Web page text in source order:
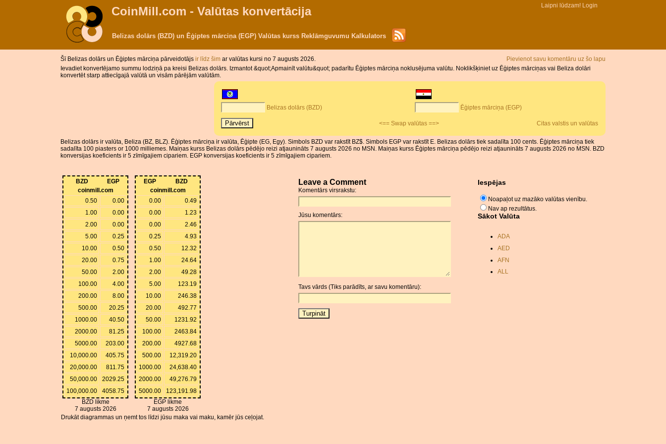
CoinMill.com - Valūtas konvertācija Laipni lūdzam! Login
Belizas dolārs (BZD) un Ēģiptes mārciņa (EGP) Valūtas kurss Reklāmguvumu Kalkulators
Pievienot savu komentāru uz šo lapu
Šī Belizas dolārs un Ēģiptes mārciņa pārveidotājs ir līdz šim ar valūtas kursi no 7 augusts 2026.
Ievadiet konvertējamo summu lodziņā pa kreisi Belizas dolārs. Izmantot &quot;Apmainīt valūtu&quot; padarītu Ēģiptes mārciņa noklusējuma valūtu. Noklikšķiniet uz Ēģiptes mārciņas vai Beliza dolāri
konvertēt starp attiecīgajā valūtā un visām pārējām valūtām.
Belizas dolārs (BZD) Ēģiptes mārciņa (EGP)
<== Swap valūtas ==> Citas valstis un valūtas
Belizas dolārs ir valūta, Beliza (BZ, BLZ). Ēģiptes mārciņa ir valūta, Ēģipte (EG, Egy). Simbols BZD var rakstīt BZ$. Simbols EGP var rakstīt E. Belizas dolārs tiek sadalīta 100 cents. Ēģiptes mārciņa tiek
sadalīta 100 piasters or 1000 milliemes. Maiņas kurss Belizas dolārs pēdējo reizi atjaunināts 7 augusts 2026 no MSN. Maiņas kurss Ēģiptes mārciņa pēdējo reizi atjaunināts 7 augusts 2026 no MSN. BZD
konversijas koeficients ir 5 zīmīgajiem cipariem. EGP konversijas koeficients ir 5 zīmīgajiem cipariem.
BZD
EGP
coinmill.com
0.50
0.00
1.00
0.00
2.00
0.00
5.00
0.25
10.00
0.50
20.00
0.75
50.00
2.00
100.00
4.00
200.00
8.00
500.00
20.25
1000.00
40.50
2000.00
81.25
5000.00
203.00
10,000.00
405.75
20,000.00
811.75
50,000.00
2029.25
100,000.00
4058.75
BZD likme
7 augusts 2026
EGP
BZD
coinmill.com
0.00
0.49
0.00
1.23
0.00
2.46
0.25
4.93
0.50
12.32
1.00
24.64
2.00
49.28
5.00
123.19
10.00
246.38
20.00
492.77
50.00
1231.92
100.00
2463.84
200.00
4927.68
500.00
12,319.20
1000.00
24,638.40
2000.00
49,276.79
5000.00
123,191.98
EGP likme
7 augusts 2026
Drukāt diagrammas un ņemt tos līdzi jūsu maka vai maku, kamēr jūs ceļojat.
Leave a Comment
Komentārs virsrakstu:
Jūsu komentārs:
Tavs vārds (Tiks parādīts, ar savu komentāru):
Iespējas
Noapaļot uz mazāko valūtas vienību.
Nav ap rezultātus.
Sākot Valūta
ADA
AED
AFN
ALL